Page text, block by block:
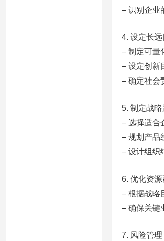
– 识别企业
4. 设定长远
– 制定可量
– 设定创新
– 确定社会
5. 制定战略
– 选择适合
– 规划产品
– 设计组织
6. 优化资源
– 根据战略
– 确保关键
7. 风险管理